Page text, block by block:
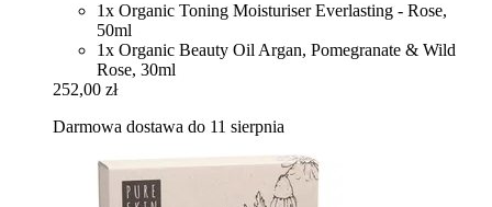
1x Organic Toning Moisturiser Everlasting - Rose,
50ml
1x Organic Beauty Oil Argan, Pomegranate & Wild
Rose, 30ml
252,00 zł
Darmowa dostawa do 11 sierpnia